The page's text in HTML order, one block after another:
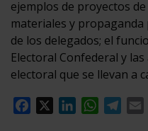
ejemplos de proyectos
materiales y propaganda
de los delegados; el
Electoral Confederal y
electoral que se llevan a
Facebook
LinkedIn